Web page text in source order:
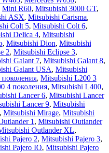
Mini R60, Mitsubishi 3000 GT,
ASX, Mitsubishi Carisma,
Colt 5, Mitsubishi Colt 6,
Delica 4, Mitsubishi
, Mitsubishi Dion, Mitsubishi
2, Mitsubishi Eclipse 3,
Galant 7, Mitsubishi Galant 8,
Galant USA, Mitsubishi
, Mitsubishi L200 3
4 поколения, Mitsubishi L400,
Lancer 6, Mitsubishi Lancer
Lancer 9, Mitsubishi
, Mitsubishi Mirage, Mitsubishi
1 , Mitsubishi Outlander
Outlander XL,
Pajero 2, Mitsubishi Pajero 3,
Pajero IO, Mitsubishi Pajero